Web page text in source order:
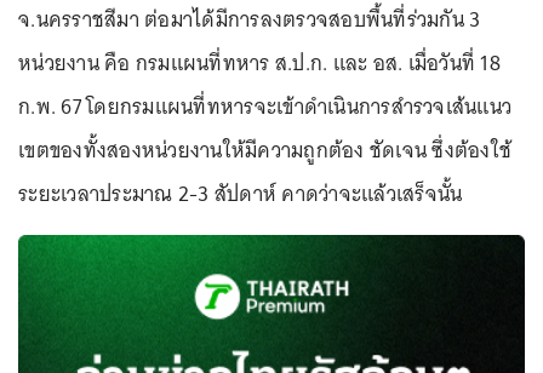
จ.นครราชสีมา ต่อมาได้มีการลงตรวจสอบพื้นที่ร่วมกัน 3
หน่วยงาน คือ กรมแผนที่ทหาร ส.ป.ก. และ อส. เมื่อวันที่ 18
ก.พ. 67 โดยกรมแผนที่ทหารจะเข้าดำเนินการสำรวจเส้นแนว
เขตของทั้งสองหน่วยงานให้มีความถูกต้อง ชัดเจน ซึ่งต้องใช้
ระยะเวลาประมาณ 2-3 สัปดาห์ คาดว่าจะแล้วเสร็จนั้น